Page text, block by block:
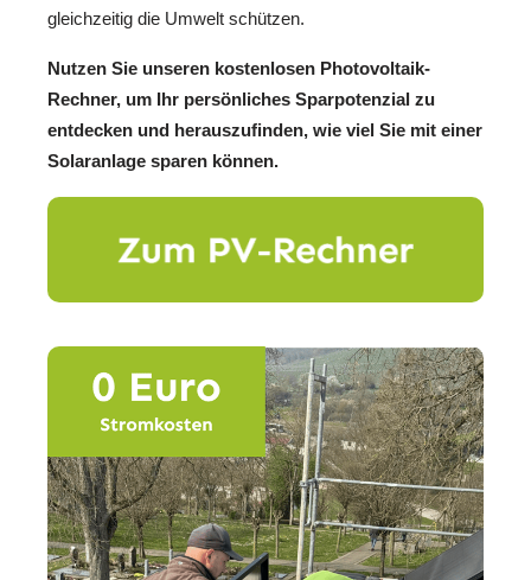
gleichzeitig die Umwelt schützen.
Nutzen Sie unseren kostenlosen Photovoltaik-
Rechner, um Ihr persönliches Sparpotenzial zu
entdecken und herauszufinden, wie viel Sie mit einer
Solaranlage sparen können.